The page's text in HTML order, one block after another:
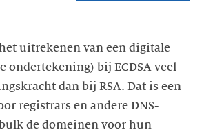
uitrekenen van een digitale
ondertekening) bij ECDSA veel
dan bij RSA. Dat is een
registrars en andere DNS-
de domeinen voor hun